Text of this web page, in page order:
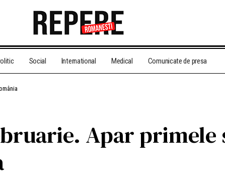
Social International Medical Comunicate de presa
Apar primele